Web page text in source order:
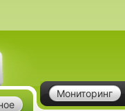
Мониторинг